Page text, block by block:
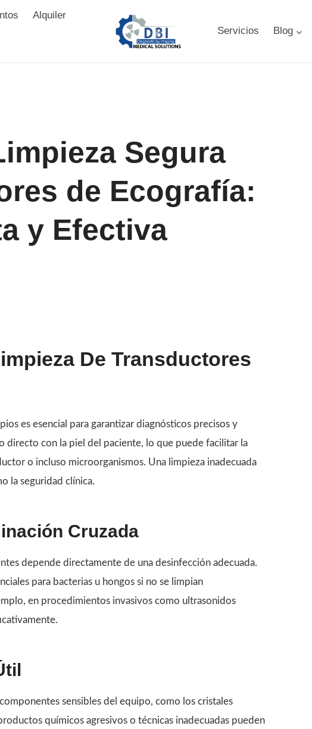
Alquiler
Servicios Blog
Segura
de Ecografía:
y Efectiva
De Transductores
es esencial para garantizar diagnósticos precisos y
directo con la piel del paciente, lo que puede facilitar la
o incluso microorganismos. Una limpieza inadecuada
la seguridad clínica.
Cruzada
depende directamente de una desinfección adecuada.
para bacterias u hongos si no se limpian
en procedimientos invasivos como ultrasonidos
sensibles del equipo, como los cristales
químicos agresivos o técnicas inadecuadas pueden